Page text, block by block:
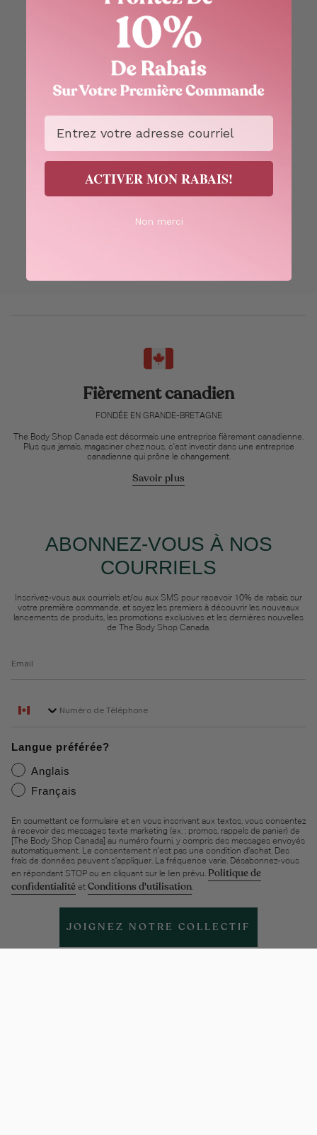
Fièrement canadien
FONDÉE EN GRANDE-BRETAGNE
The Body Shop Canada est désormais une entreprise fièrement canadienne.
Plus que jamais, magasiner chez nous, c'est investir dans une entreprise
canadienne qui prône le changement.
Savoir plus
ABONNEZ-VOUS À NOS
COURRIELS
Inscrivez-vous aux courriels et/ou aux SMS pour recevoir 10% de rabais sur
votre première commande, et soyez les premiers à découvrir les nouveaux
lancements de produits, les promotions exclusives et les dernières nouvelles
de The Body Shop Canada.
Langue préférée?
Anglais
Français
En soumettant ce formulaire et en vous inscrivant aux textos, vous consentez
à recevoir des messages texte marketing (ex. : promos, rappels de panier) de
[The Body Shop Canada] au numéro fourni, y compris des messages envoyés
automatiquement. Le consentement n’est pas une condition d’achat. Des
frais de données peuvent s’appliquer. La fréquence varie. Désabonnez-vous
en répondant STOP ou en cliquant sur le lien prévu. Politique de
confidentialité et Conditions d'utilisation.
JOIGNEZ NOTRE COLLECTIF
Email
ACTIVER MON RABAIS!
Non merci